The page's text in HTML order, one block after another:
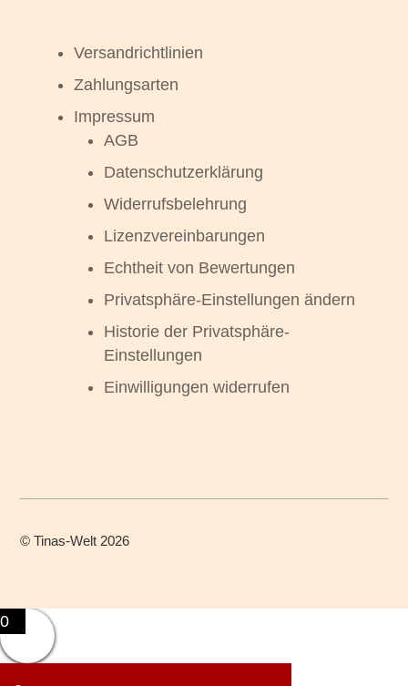
Versandrichtlinien
Zahlungsarten
Impressum
AGB
Datenschutzerklärung
Widerrufsbelehrung
Lizenzvereinbarungen
Echtheit von Bewertungen
Privatsphäre-Einstellungen ändern
Historie der Privatsphäre-
Einstellungen
Einwilligungen widerrufen
©Tinas-Welt 2026
0